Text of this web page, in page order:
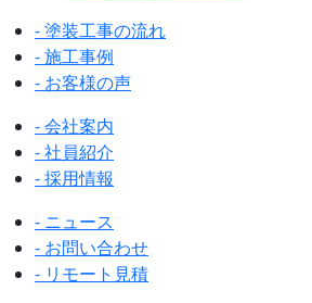
- 塗装工事の流れ
- 施工事例
- お客様の声
- 会社案内
- 社員紹介
- 採用情報
- ニュース
- お問い合わせ
- リモート見積